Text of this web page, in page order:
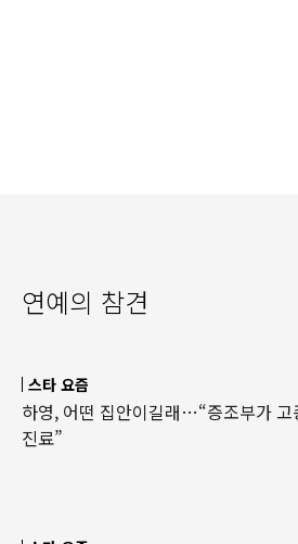
연예의 참견
스타 요즘
하영, 어떤 집안이길래…“증조부가 고
진료”